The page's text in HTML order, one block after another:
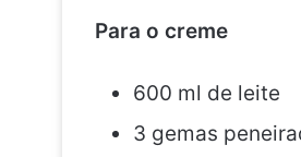
Para o creme
600 ml de leite
3 gemas